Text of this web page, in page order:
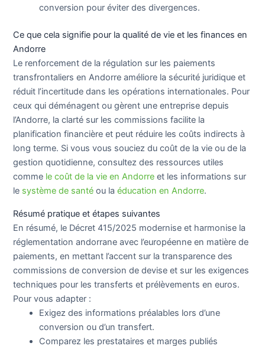
conversion pour éviter des divergences.
Ce que cela signifie pour la qualité de vie et les finances en
Andorre
Le renforcement de la régulation sur les paiements
transfrontaliers en Andorre améliore la sécurité juridique et
réduit l’incertitude dans les opérations internationales. Pour
ceux qui déménagent ou gèrent une entreprise depuis
l’Andorre, la clarté sur les commissions facilite la
planification financière et peut réduire les coûts indirects à
long terme. Si vous vous souciez du coût de la vie ou de la
gestion quotidienne, consultez des ressources utiles
comme le coût de la vie en Andorre et les informations sur
le système de santé ou laéducation en Andorre.
Résumé pratique et étapes suivantes
En résumé, le Décret 415/2025 modernise et harmonise la
réglementation andorrane avec l’européenne en matière de
paiements, en mettant l’accent sur la transparence des
commissions de conversion de devise et sur les exigences
techniques pour les transferts et prélèvements en euros.
Pour vous adapter :
Exigez des informations préalables lors d’une
conversion ou d’un transfert.
Comparez les prestataires et marges publiés